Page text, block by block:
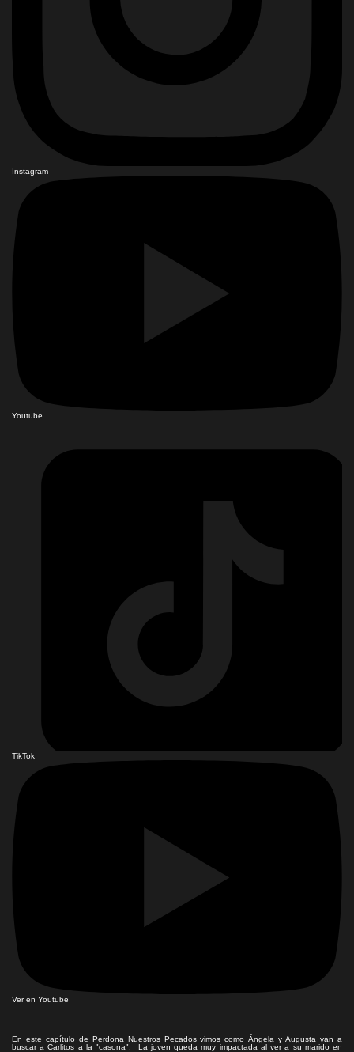
Instagram
Youtube
TikTok
Ver en Youtube
En este capítulo de Perdona Nuestros Pecados vimos como Ángela y Augusta van a
buscar a Carlitos a la "casona". La joven queda muy impactada al ver a su marido en